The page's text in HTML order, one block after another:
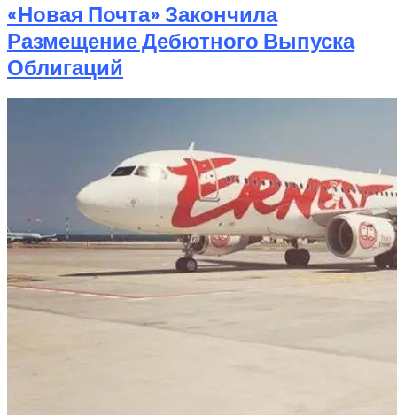
«Новая Почта» Закончила
Размещение Дебютного Выпуска
Облигаций